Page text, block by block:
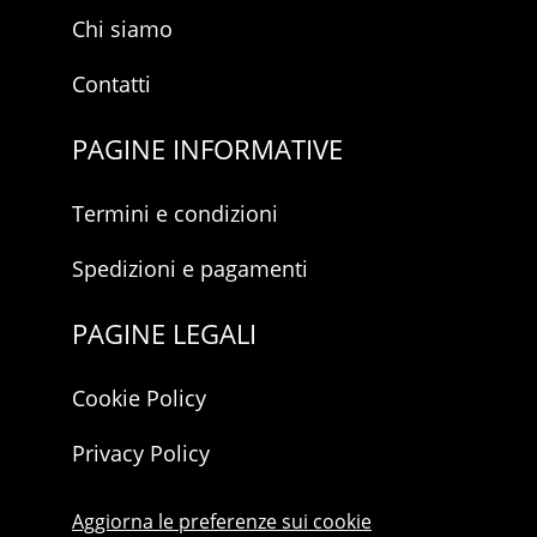
Chi siamo
Contatti
PAGINE INFORMATIVE
Termini e condizioni
Spedizioni e pagamenti
PAGINE LEGALI
Cookie Policy
Privacy Policy
Aggiorna le preferenze sui cookie